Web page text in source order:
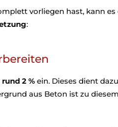
vorliegen hast, kann
:
2 % ein. Dieses dient
aus Beton ist zu